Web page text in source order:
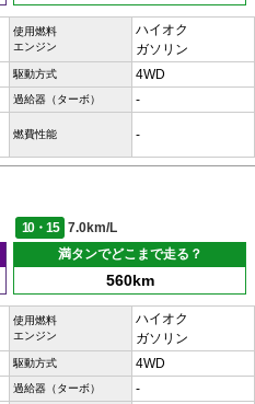
使用燃料
エンジン
ハイオク
ガソリン
駆動方式 4WD
過給器（ターボ） -
燃費性能 -
10・15
7.0km/L
満タンでどこまで走る？
560km
使用燃料
エンジン
ハイオク
ガソリン
駆動方式 4WD
過給器（ターボ） -